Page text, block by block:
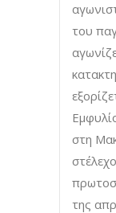
του
στη
της